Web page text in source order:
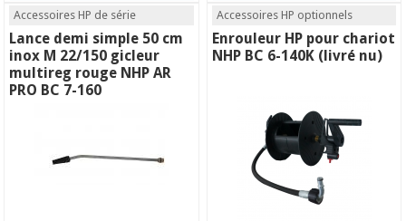
Accessoires HP de série
Lance demi simple 50 cm
inox M 22/150 gicleur
multireg rouge NHP AR
PRO BC 7-160
Accessoires HP optionnels
Enrouleur HP pour chariot
NHP BC 6-140K (livré nu)